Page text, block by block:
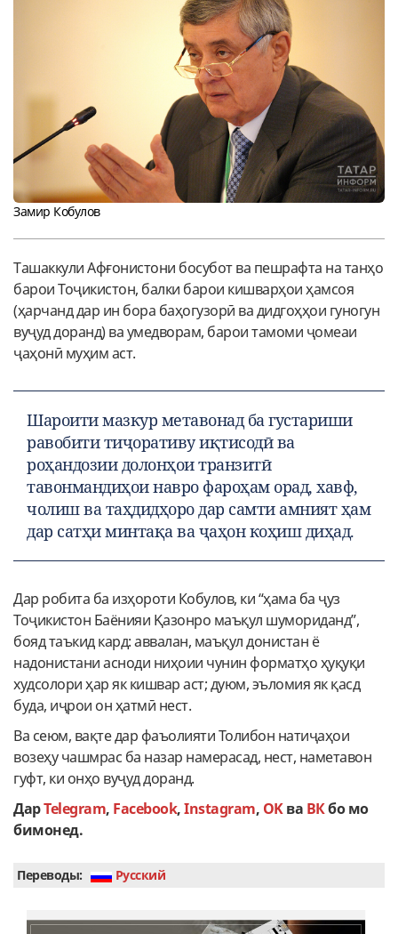
Замир Кобулов
Ташаккули Афғонистони босубот ва пешрафта на танҳо
барои Тоҷикистон, балки барои кишварҳои ҳамсоя
(ҳарчанд дар ин бора баҳогузорӣ ва дидгоҳҳои гуногун
вуҷуд доранд) ва умедворам, барои тамоми ҷомеаи
ҷаҳонӣ муҳим аст.
Шароити мазкур метавонад ба густариши
равобити тиҷоративу иқтисодӣ ва
роҳандозии долонҳои транзитӣ
тавонмандиҳои навро фароҳам орад, хавф,
чолиш ва таҳдидҳоро дар самти амният ҳам
дар сатҳи минтақа ва ҷаҳон коҳиш диҳад.
Дар робита ба изҳороти Кобулов, ки “ҳама ба ҷуз
Тоҷикистон Баёнияи Қазонро маъқул шумориданд”,
бояд таъкид кард: аввалан, маъқул донистан ё
надонистани асноди ниҳоии чунин форматҳо ҳуқуқи
худсолори ҳар як кишвар аст; дуюм, эъломия як қасд
буда, иҷрои он ҳатмӣ нест.
Ва сеюм, вақте дар фаъолияти Толибон натиҷаҳои
возеҳу чашмрас ба назар намерасад, нест, наметавон
гуфт, ки онҳо вуҷуд доранд.
ДарTelegram, Facebook,Instagram, OKва ВКбо мо
бимонед.
Переводы: Руcский